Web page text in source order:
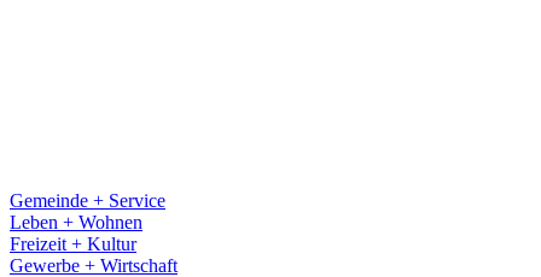
Gemeinde + Service
Leben + Wohnen
Freizeit + Kultur
Gewerbe + Wirtschaft